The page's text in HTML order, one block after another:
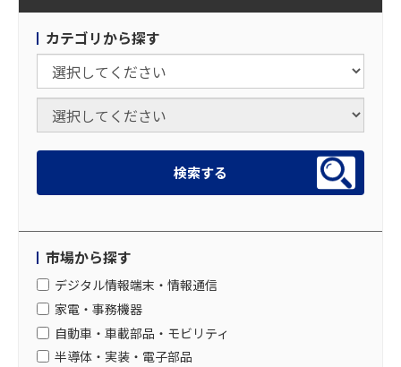
カテゴリから探す
市場から探す
デジタル情報端末・情報通信
家電・事務機器
自動車・車載部品・モビリティ
半導体・実装・電子部品